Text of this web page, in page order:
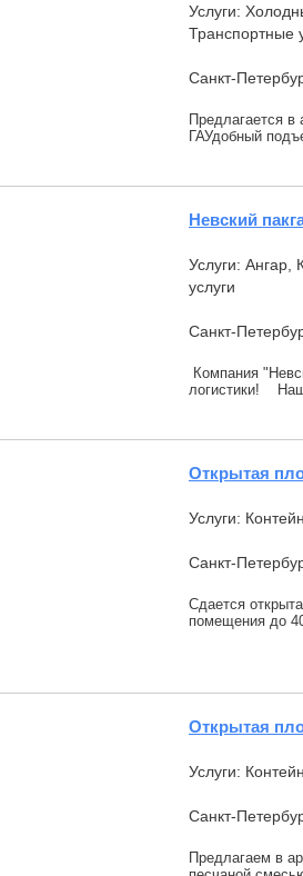
Услуги:
Транспортные
Санкт-
Предлагается
ГАУдобный
Невский
Услуги:
услуги
Санкт-
Компания
логистики!
Открытая
Услуги:
Санкт-
Сдается
помещения до
Открытая
Услуги:
Санкт-
Предлагаем в